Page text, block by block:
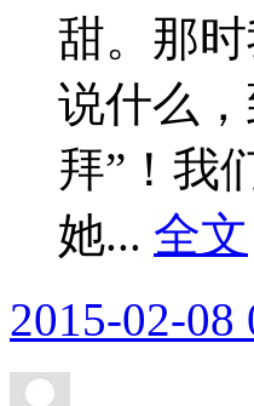
甜。那
说什么
拜”！我
她... 全文
2015-02-08